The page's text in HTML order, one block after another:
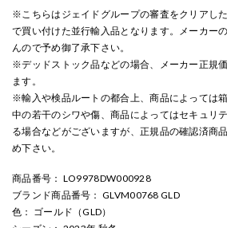
※こちらはジェイドグループの審査をクリアし
で買い付けた並行輸入品となります。メーカー
んので予め御了承下さい。
※デッドストック品などの場合、メーカー正規
ます。
※輸入や検品ルートの都合上、商品によっては
中の若干のシワや傷、商品によってはセキュリ
る場合などがございますが、正規品の確認済商
め下さい。
商品番号 ： LO9978DW000928
ブランド商品番号 ： GLVM00768 GLD
色 ： ゴールド（GLD）